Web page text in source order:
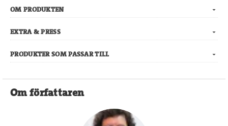
OM PRODUKTEN
EXTRA & PRESS
PRODUKTER SOM PASSAR TILL
Om författaren